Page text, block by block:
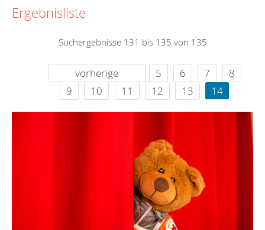
Ergebnisliste
Suchergebnisse 131 bis 135 von 135
vorherige 5 6 7
8
9
10 11 12 13 14